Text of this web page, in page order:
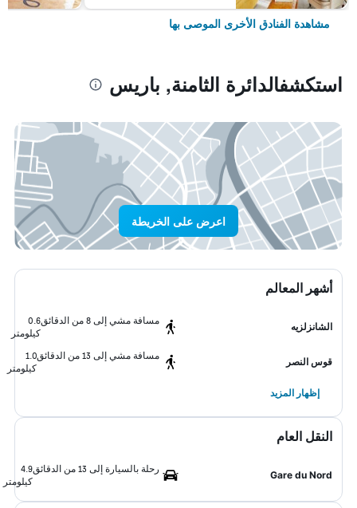
مشاهدة الفنادق الأخرى الموصى بها
استكشفالدائرة الثامنة, باريس
اعرض على الخريطة
أشهر المعالم
الشانزلزيه
مسافة مشي إلى 8 من الدقائق
0.6
كيلومتر
قوس النصر
مسافة مشي إلى 13 من الدقائق
1.0
كيلومتر
إظهار المزيد
النقل العام
Gare du Nord
رحلة بالسيارة إلى 13 من الدقائق
4.9
كيلومتر